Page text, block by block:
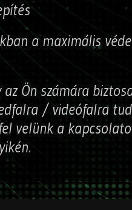
a maximális
Ön számára
/ videófalra
velünk a